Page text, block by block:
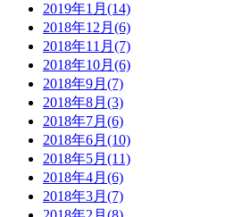
2019年1月(14)
2018年12月(6)
2018年11月(7)
2018年10月(6)
2018年9月(7)
2018年8月(3)
2018年7月(6)
2018年6月(10)
2018年5月(11)
2018年4月(6)
2018年3月(7)